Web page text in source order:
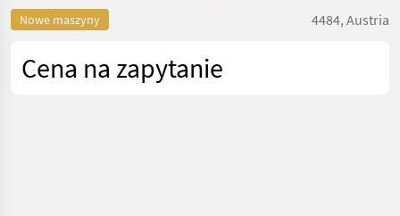
Nowe maszyny 4484, Austria
Cena na zapytanie